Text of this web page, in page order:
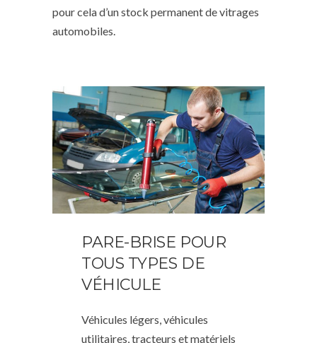
pour cela d’un stock permanent de vitrages
automobiles.
PARE-BRISE POUR
TOUS TYPES DE
VÉHICULE
Véhicules légers, véhicules
utilitaires, tracteurs et matériels